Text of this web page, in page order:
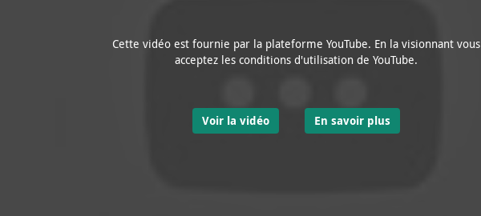
Cette vidéo est fournie par la plateforme YouTube. En la visionnant vous
acceptez les conditions d'utilisation de YouTube.
Voir la vidéo En savoir plus